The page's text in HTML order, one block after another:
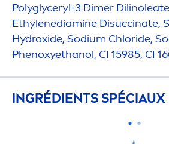
Polyglyceryl-3 Dimer
Ethylenediamine Disuccinate,
Hydroxide, Sodium Chloride,
Phenoxyethanol, CI 15985, CI
INGRÉDIENTS SPÉCIAUX